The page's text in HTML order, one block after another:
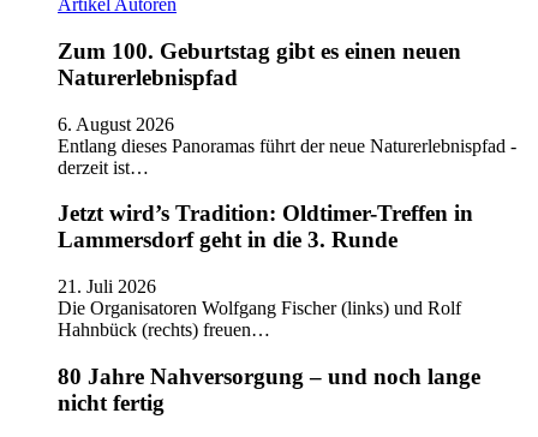
Artikel Autoren
Zum 100. Geburtstag gibt es einen neuen
Naturerlebnispfad
6. August 2026
Entlang dieses Panoramas führt der neue Naturerlebnispfad -
derzeit ist…
Jetzt wird’s Tradition: Oldtimer-Treffen in
Lammersdorf geht in die 3. Runde
21. Juli 2026
Die Organisatoren Wolfgang Fischer (links) und Rolf
Hahnbück (rechts) freuen…
80 Jahre Nahversorgung – und noch lange
nicht fertig